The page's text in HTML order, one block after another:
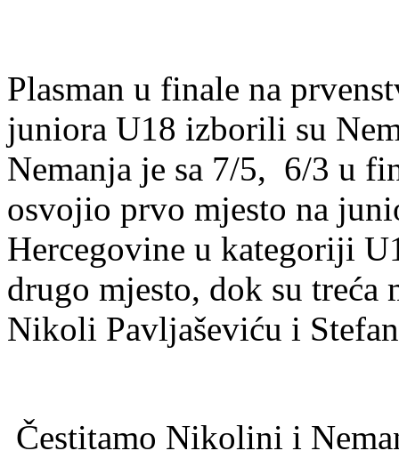
Plasman u finale na
juniora U18 izborili su
Nemanja je sa 7/5, 6/3 u
osvojio prvo mjesto na
Hercegovine u kategoriji
drugo mjesto, dok su
Nikoli Pavljaševiću i
Čestitamo Nikolini i